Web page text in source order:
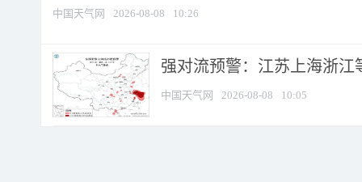
中国天气网 2026-08-08 10:26
强对流预警：江苏上海浙江
中国天气网 2026-08-08 10:05